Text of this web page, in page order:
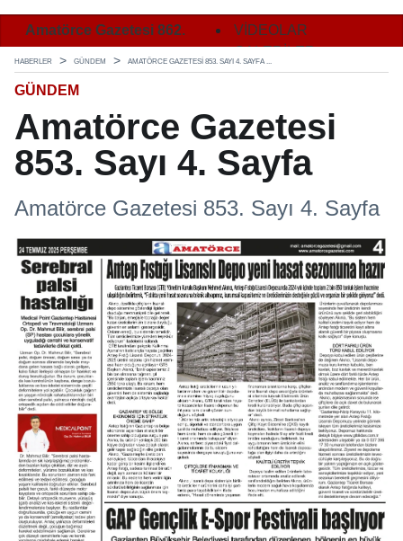
Amatörce Gazetesi 862.
Sayı 1. Sayfa
Amatörce Gazetesi 862.
Sayı 2. Sayfa
VİDEOLAR
GALERİLER
HABERLER GÜNDEM AMATÖRCE GAZETESI 853. SAYI 4. SAYFA ...
GÜNDEM
Amatörce Gazetesi
853. Sayı 4. Sayfa
Amatörce Gazetesi 853. Sayı 4. Sayfa